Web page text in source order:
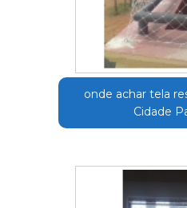
onde achar tela
Cidade